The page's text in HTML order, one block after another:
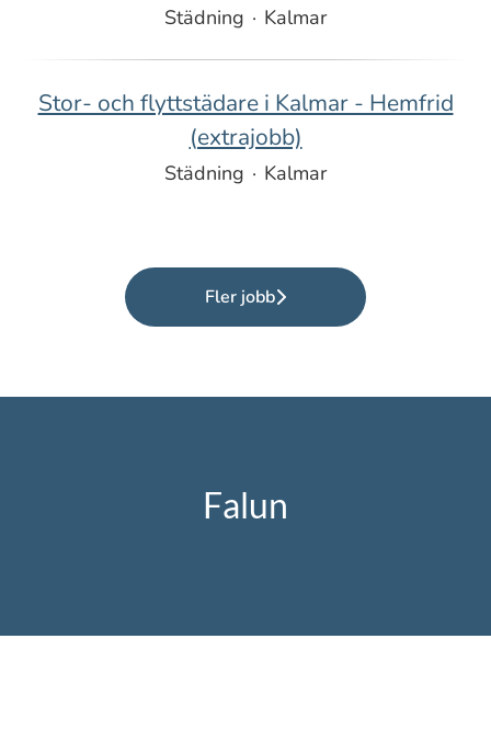
Städning · Kalmar
Stor- och flyttstädare i Kalmar - Hemfrid
(extrajobb)
Städning · Kalmar
Fler jobb
Falun